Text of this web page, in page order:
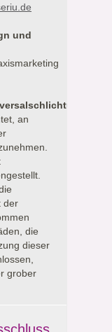
und
an
der
die
dieser
grober